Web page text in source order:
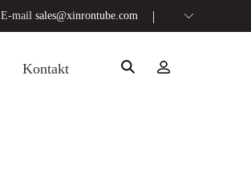
E-mail sales@xinrontube.com
Kontakt